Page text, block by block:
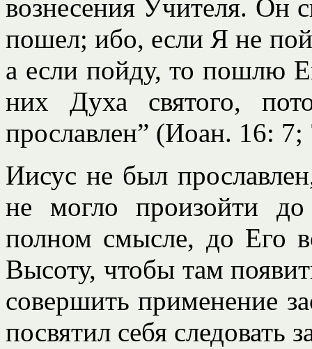
вознесения Учителя. Он
пошел; ибо, если Я не
а если пойду, то пошлю
них Духа святого,
прославлен” (Иоан. 16:
Иисус не был
не могло произойти
полном смысле, до Его
Высоту, чтобы там
совершить применение
посвятил себя следовать